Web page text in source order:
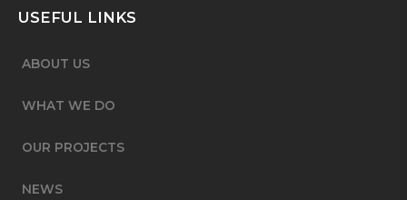
USEFUL LINKS
ABOUT US
WHAT WE DO
OUR PROJECTS
NEWS